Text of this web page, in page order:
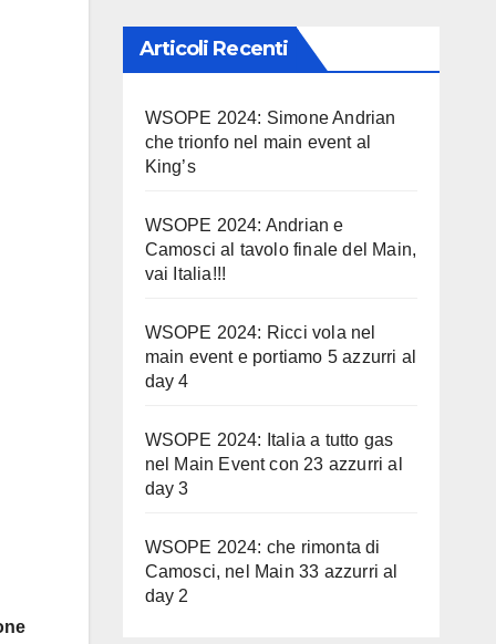
Articoli Recenti
WSOPE 2024: Simone Andrian
che trionfo nel main event al
King’s
WSOPE 2024: Andrian e
Camosci al tavolo finale del Main,
vai Italia!!!
WSOPE 2024: Ricci vola nel
main event e portiamo 5 azzurri al
day 4
WSOPE 2024: Italia a tutto gas
nel Main Event con 23 azzurri al
day 3
WSOPE 2024: che rimonta di
Camosci, nel Main 33 azzurri al
day 2